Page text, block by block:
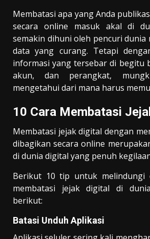
Membatasi apa yang Anda
secara online masuk akal di
semakin dihuni oleh pencuri dunia
data yang curang. Tetapi
informasi yang tersebar di begitu
akun, dan perangkat,
mengetahui dari mana harus
10 Cara Membatasi
Membatasi jejak digital dengan
dibagikan secara online
di dunia digital yang penuh
Berikut 10 tip untuk melindungi
membatasi jejak digital di
berikut:
Batasi Unduh Aplikasi